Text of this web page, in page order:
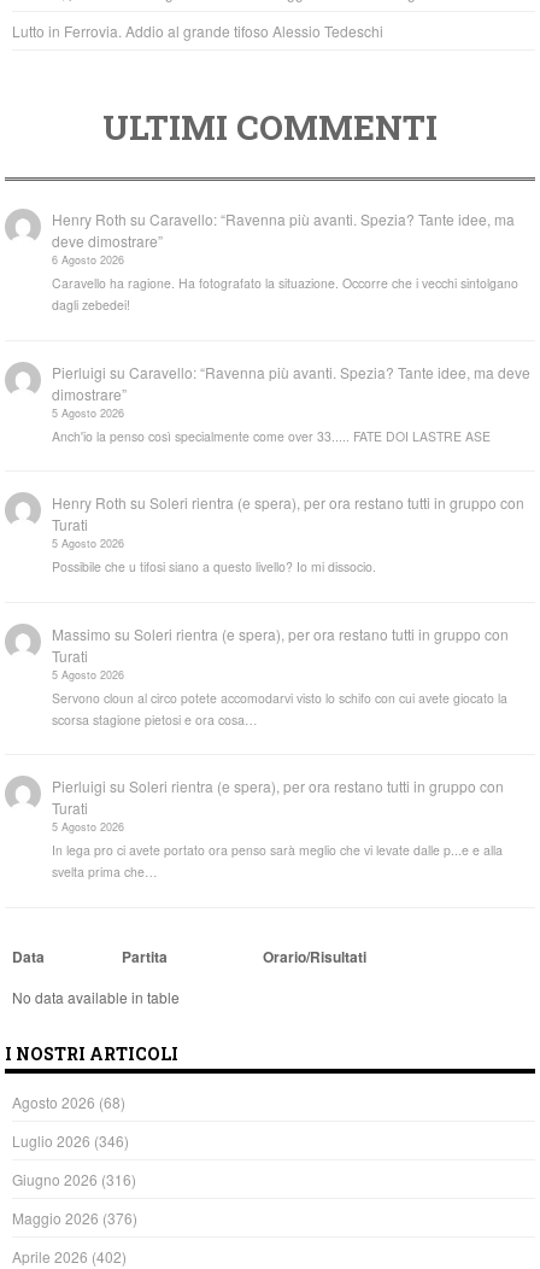
Lutto in Ferrovia. Addio al grande tifoso Alessio Tedeschi
ULTIMI COMMENTI
Henry Roth suCaravello: “Ravenna più avanti. Spezia? Tante idee, ma
deve dimostrare”
6 Agosto 2026
Caravello ha ragione. Ha fotografato la situazione. Occorre che i vecchi sintolgano
dagli zebedei!
Pierluigi suCaravello: “Ravenna più avanti. Spezia? Tante idee, ma deve
dimostrare”
5 Agosto 2026
Anch'io la penso così specialmente come over 33..... FATE DOI LASTRE ASE
Henry Roth suSoleri rientra (e spera), per ora restano tutti in gruppo con
Turati
5 Agosto 2026
Possibile che u tifosi siano a questo livello? Io mi dissocio.
Massimo suSoleri rientra (e spera), per ora restano tutti in gruppo con
Turati
5 Agosto 2026
Servono cloun al circo potete accomodarvi visto lo schifo con cui avete giocato la
scorsa stagione pietosi e ora cosa…
Pierluigi suSoleri rientra (e spera), per ora restano tutti in gruppo con
Turati
5 Agosto 2026
In lega pro ci avete portato ora penso sarà meglio che vi levate dalle p...e e alla
svelta prima che…
Data Partita Orario/Risultati
No data available in table
I NOSTRI ARTICOLI
Agosto 2026 (68)
Luglio 2026 (346)
Giugno 2026 (316)
Maggio 2026 (376)
Aprile 2026 (402)